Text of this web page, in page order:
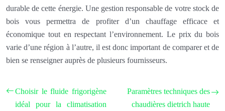
durable de cette énergie. Une gestion responsable de votre stock de
bois vous permettra de profiter d’un chauffage efficace et
économique tout en respectant l’environnement. Le prix du bois
varie d’une région à l’autre, il est donc important de comparer et de
bien se renseigner auprès de plusieurs fournisseurs.
Choisir le fluide frigorigène
idéal pour la climatisation
Paramètres techniques des
chaudières dietrich haute